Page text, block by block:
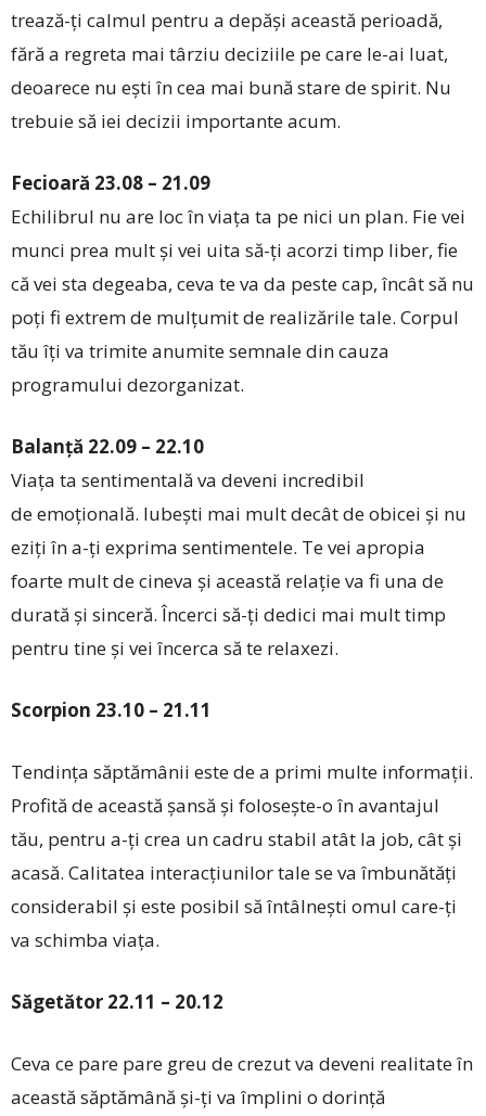
trează-ți calmul pentru a depăși această perioadă,
fără a regreta mai târziu deciziile pe care le-ai luat,
deoarece nu ești în cea mai bună stare de spirit. Nu
trebuie să iei decizii importante acum.
Fecioară 23.08 – 21.09
Echilibrul nu are loc în viața ta pe nici un plan. Fie vei
munci prea mult și vei uita să-ți acorzi timp liber, fie
că vei sta degeaba, ceva te va da peste cap, încât să nu
poți fi extrem de mulțumit de realizările tale. Corpul
tău îți va trimite anumite semnale din cauza
programului dezorganizat.
Balanță 22.09 – 22.10
Viața ta sentimentală va deveni incredibil
de emoțională. Iubești mai mult decât de obicei și nu
eziți în a-ți exprima sentimentele. Te vei apropia
foarte mult de cineva și această relație va fi una de
durată și sinceră. Încerci să-ți dedici mai mult timp
pentru tine și vei încerca să te relaxezi.
Scorpion 23.10 – 21.11
Tendința săptămânii este de a primi multe informații.
Profită de această șansă și folosește-o în avantajul
tău, pentru a-ți crea un cadru stabil atât la job, cât și
acasă. Calitatea interacțiunilor tale se va îmbunătăți
considerabil și este posibil să întâlnești omul care-ți
va schimba viața.
Săgetător 22.11 – 20.12
Ceva ce pare pare greu de crezut va deveni realitate în
această săptămână și-ți va împlini o dorință